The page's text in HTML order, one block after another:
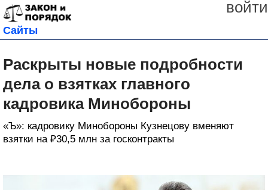
войти
Сайты
Раскрыты новые подробности
дела о взятках главного
кадровика Минобороны
«Ъ»: кадровику Минобороны Кузнецову вменяют
взятки на ₽30,5 млн за госконтракты